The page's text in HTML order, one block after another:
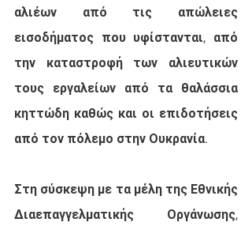
αλιέων από τις απώλειες
εισοδήματος που υφίστανται, από
την καταστροφή των αλιευτικών
τους εργαλείων από τα θαλάσσια
κηττώδη καθώς και οι επιδοτήσεις
από τον πόλεμο στην Ουκρανία.
Στη σύσκεψη με τα μέλη της Εθνικής
Διαεπαγγελματικής Οργάνωσης,